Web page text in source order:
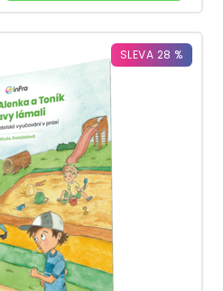
SLEVA 28 %